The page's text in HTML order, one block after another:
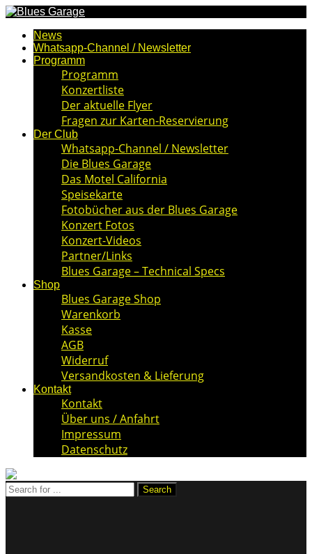
News
Whatsapp-Channel / Newsletter
Programm
Programm
Konzertliste
Der aktuelle Flyer
Fragen zur Karten-Reservierung
Der Club
Whatsapp-Channel / Newsletter
Die Blues Garage
Das Motel California
Speisekarte
Fotobücher aus der Blues Garage
Konzert Fotos
Konzert-Videos
Partner/Links
Blues Garage – Technical Specs
Shop
Blues Garage Shop
Warenkorb
Kasse
AGB
Widerruf
Versandkosten & Lieferung
Kontakt
Kontakt
Über uns / Anfahrt
Impressum
Datenschutz